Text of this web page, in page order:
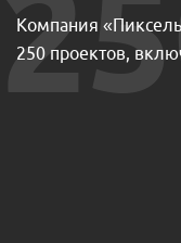
Компания
250 проектов,